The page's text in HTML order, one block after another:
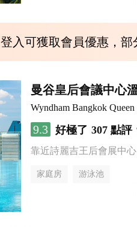
登入可獲取會員優惠，
曼谷皇后會議中心
Wyndham Bangkok
9.3 好極了 307 點評
靠近詩麗吉王后會展中心
家庭房 游泳池